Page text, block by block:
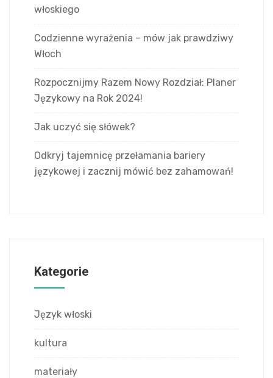
włoskiego
Codzienne wyrażenia – mów jak prawdziwy
Włoch
Rozpocznijmy Razem Nowy Rozdział: Planer
Językowy na Rok 2024!
Jak uczyć się słówek?
Odkryj tajemnicę przełamania bariery
językowej i zacznij mówić bez zahamowań!
Kategorie
Język włoski
kultura
materiały